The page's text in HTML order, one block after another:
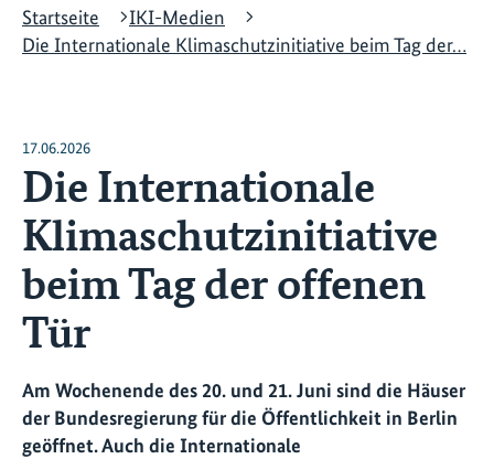
Startseite
IKI-Medien
Die Internationale Klimaschutzinitiative beim Tag der…
17.06.2026
Die Internationale
Klimaschutzinitiative
beim Tag der offenen
Tür
Am Wochenende des 20. und 21. Juni sind die Häuser
der Bundesregierung für die Öffentlichkeit in Berlin
geöffnet. Auch die Internationale